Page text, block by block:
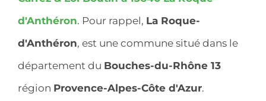
d'Anthéron. Pour rappel, La Roque-
d'Anthéron, est une commune situé dans le
département du Bouches-du-Rhône 13
région Provence-Alpes-Côte d'Azur.